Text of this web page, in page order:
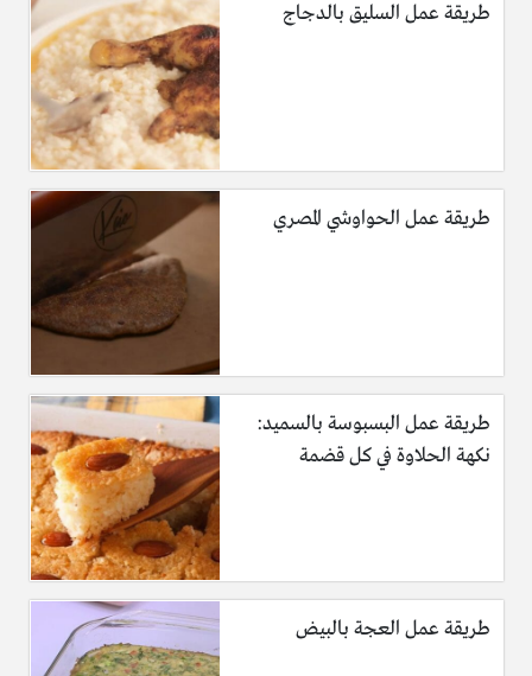
طريقة عمل السليق بالدجاج
طريقة عمل الحواوشي المصري
طريقة عمل البسبوسة بالسميد:
نكهة الحلاوة في كل قضمة
طريقة عمل العجة بالبيض